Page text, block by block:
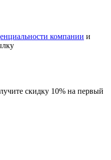
компании и
скидку 10% на первый